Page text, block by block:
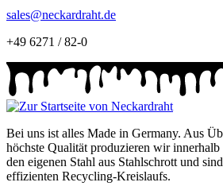
sales@neckardraht.de
+49 6271 / 82-0
Bei uns ist alles Made in Germany. Aus
höchste Qualität produzieren wir
den eigenen Stahl aus Stahlschrott und
effizienten Recycling-Kreislaufs.